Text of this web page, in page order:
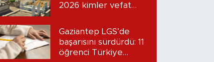
2026 kimler vefat
Gaziantep LGS’de
başarısını sürdürdü: 11
öğrenci Türkiye